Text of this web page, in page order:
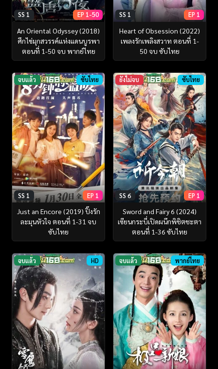
SS 1 EP 1-50
An Oriental Odyssey (2018)
ศึกไข่มุกสวรรค์แห่งแดนบูรพา
ตอนที่ 1-50 จบ พากย์ไทย
SS 1 EP 1
Heart of Obsession (2022)
เพลงรักเพลิงสวาท ตอนที่ 1-
50 จบ ซับไทย
จบแล้ว ซับไทย
SS 1 EP 1
Just an Encore (2019) ปิ๊งรัก
ละมุนหัวใจ ตอนที่ 1-31 จบ
ซับไทย
ยังไม่จบ ซับไทย
SS 6 EP 1
Sword and Fairy 6 (2024)
เซียนกระบี่เปิดผนึกพิชิตชะตา
ตอนที่ 1-36 ซับไทย
จบแล้ว HD จบแล้ว พากย์ไทย